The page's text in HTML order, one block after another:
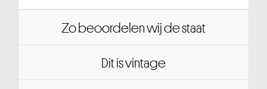
Zo beoordelen wij de staat
Dit is vintage